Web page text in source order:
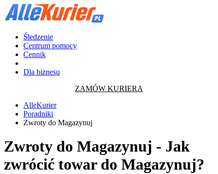
Śledzenie
Centrum pomocy
Cennik
Dla biznesu
ZAMÓW KURIERA
AlleKurier
Poradniki
Zwroty do Magazynuj
Zwroty do Magazynuj - Jak
zwrócić towar do Magazynuj?